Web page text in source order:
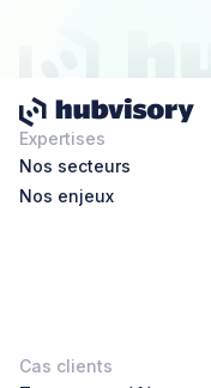
Expertises
Nos secteurs
Nos enjeux
Cas clients